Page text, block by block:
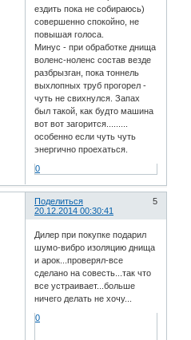
ездить пока не собираюсь)
совершенно спокойно, не
повышая голоса.
Минус - при обработке днища
воленс-ноленс состав везде
разбрызган, пока тоннель
выхлопных труб прогорел -
чуть не свихнулся. Запах
был такой, как будто машина
вот вот загорится.........
особенно если чуть чуть
энергично проехаться.
0
Поделиться
5
20.12.2014 00:30:41
Дилер при покупке подарил
шумо-вибро изоляцию днища
и арок...проверял-все
сделано на совесть...так что
все устраивает...больше
ничего делать не хочу...
0